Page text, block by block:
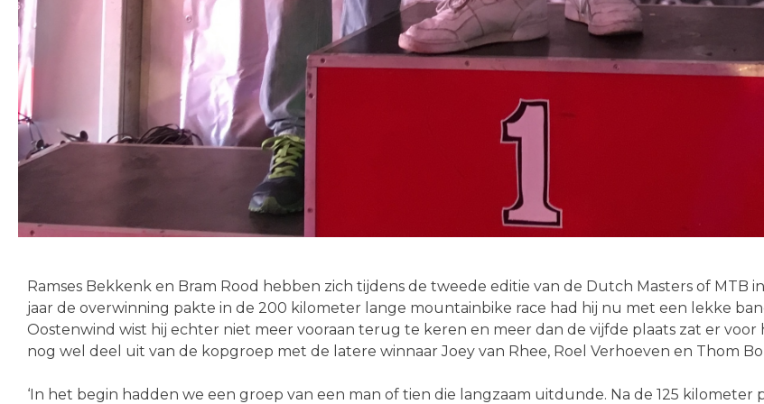
Ramses Bekkenk en Bram Rood hebben zich tijdens de tweede editie van de Dutch Masters of MTB
jaar de overwinning pakte in de 200 kilometer lange mountainbike race had hij nu met een lekke
Oostenwind wist hij echter niet meer vooraan terug te keren en meer dan de vijfde plaats zat er
nog wel deel uit van de kopgroep met de latere winnaar Joey van Rhee, Roel Verhoeven en Thom
‘In het begin hadden we een groep van een man of tien die langzaam uitdunde. Na de 125